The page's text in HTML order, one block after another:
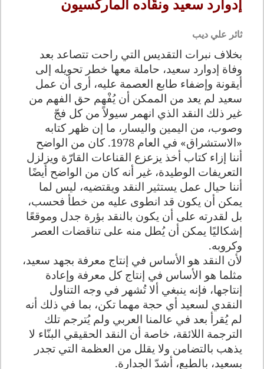
إدوارد سعيد ونقّاده الماركسيون
ثائر علي ديب
بخلاف نبرات التقديس التي راحت تتصاعد بعد
وفاة إدوارد سعيد، حاملة معها خطر تحويله إلى
أيقونة وإضفاء طابع العصمة عليه، أرى أن عمل
سعيد لم يعد من الممكن أن يُفْهم حق الفهم من
غير ذلك النقد الذي انهمر سيولاً من كل فجّ
وصوب، من اليمين واليسار، ما إن ظهر كتابه
«الاستشراق» في العام 1978.
كان من الواضح
أننا إزاء كتاب أخذ يزعزع القناعات القارّة ويزلزل
التعريفات الوطيدة، غير أنه كان من الواضح أيضًا
أننا حيال عمل يستثير النقد ويقتضيه، ليس لما
يمكن أن يكون قد انطوى عليه من خطأ فحسب،
بل لقدرته على أن يكون بالنقد بؤرة جدل وموقعًا
إشكاليًا يمكن أن يُطل منه على تناقضات العصر
وكروبه.
لأن النقد هو الأساس في إنتاج معرفة بجهد سعيد،
مثلما هو الأساس في إنتاج كل معرفة وإعادة
إنتاجها، فإنه ينبغي ألا تُشهر في وجه التناول
النقدي لسعيد أي حجة مهما تكن، بما في ذلك أنه
لم يُقرأ بعد في عالمنا العربي ولم يُترجم تلك
الترجمة اللائقة، خاصة أن النقد الحقيقي البنّاء لا
يذهب بالتضامن ولا يقلل من العظمة التي تجدر
بسعيد، بالطبع، أشدّ الجدارة.